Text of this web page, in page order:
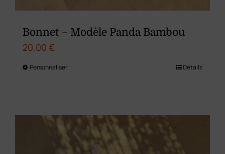
Bonnet – Modèle Panda Bambou
20,00 €
PersonnaliserCe
plusieurs
variations.
Les
Détails